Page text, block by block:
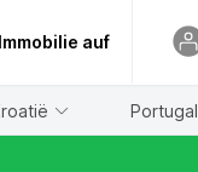
auf
Portugal